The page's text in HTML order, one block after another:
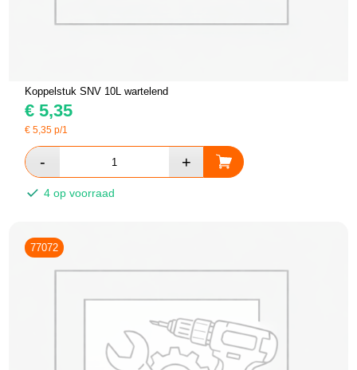
Koppelstuk SNV 10L wartelend
€ 5,35
€5,35 p/1
4 op voorraad
77072